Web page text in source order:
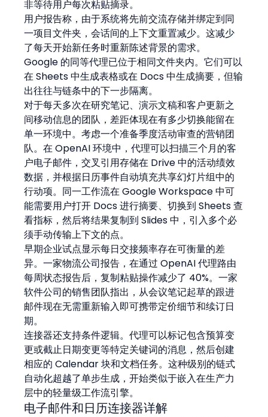
非等待用户每次粘贴摘录。
用户报告称，由于系统将先前交流存储并绑定到同
一项目文件夹，会话间的上下文重置减少。这减少
了每天开始新任务时重新陈述背景的需求。
Google 的同等代理已位于相同文件夹内。它们可以
在 Sheets 中生成表格或在 Docs 中生成摘要，但输
出往往与链条中的下一步隔离。
对于每天多次在研究笔记、演示文稿和客户更新之
间移动信息的团队，差距体现在有多少切换能留在
单一环境中。考虑一个准备季度活动审查的营销团
队。在 OpenAI 环境中，代理可以扫描三个月的客
户电子邮件，交叉引用存储在 Drive 中的活动绩效
数据，并根据日历事件自动填充共享幻灯片组中的
行动项。同一工作流在 Google Workspace 中可
能需要用户打开 Docs 进行摘要、切换到 Sheets 查
看指标，然后将结果复制到 Slides 中，引入多个必
须手动传输上下文的点。
早期企业试点显示每日交接频率存在可衡量的差
异。一家物流公司报告，在通过 OpenAI 代理路由
每周状态报告后，复制粘贴操作减少了 40%。一家
软件公司的销售团队指出，从会议笔记起草的跟进
邮件现在无需重新输入即可携带定价细节和续订日
期。
连接器还支持条件逻辑。代理可以标记包含预算变
更或截止日期变更等特定关键词的消息，然后创建
相应的 Calendar 块和文档任务。这种级别的链式
自动化超越了单步生成，开始类似于嵌入在生产力
层中的轻量级工作流引擎。
电子邮件和日历连接器详解